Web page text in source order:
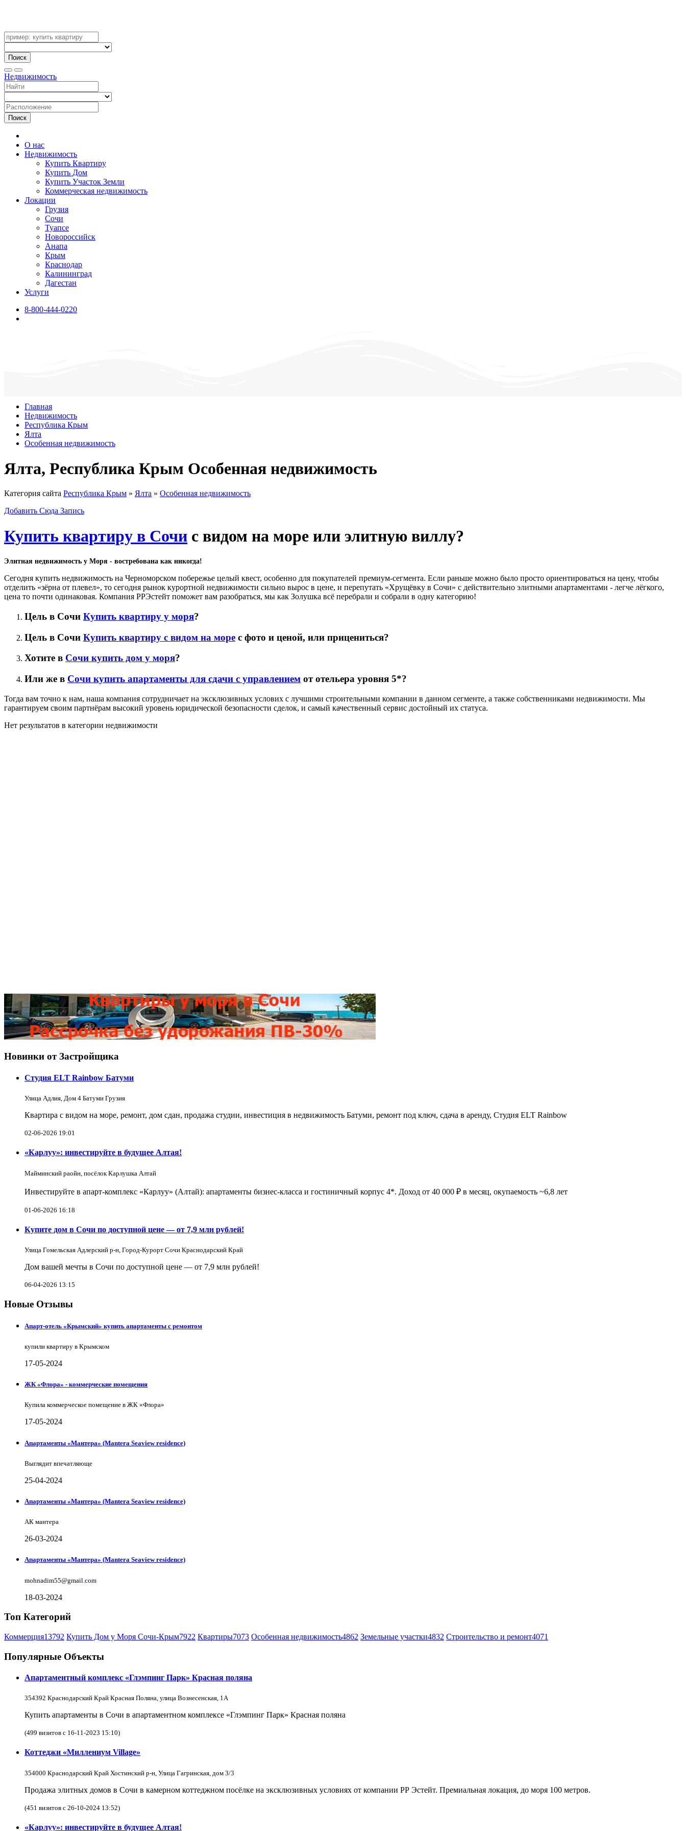
Поиск
Недвижимость
Поиск
О нас
Недвижимость
Купить Квартиру
Купить Дом
Купить Участок Земли
Коммерческая недвижимость
Локации
Грузия
Сочи
Туапсе
Новороссийск
Анапа
Крым
Краснодар
Калининград
Дагестан
Услуги
8-800-444-0220
Главная
Недвижимость
Республика Крым
Ялта
Особенная недвижимость
Ялта, Республика Крым Особенная недвижимость
Категория сайта Республика Крым » Ялта » Особенная недвижимость
Добавить Сюда Запись
Купить квартиру в Сочи с видом на море или элитную виллу?
Элитная недвижимость у Моря - востребована как никогда!
Сегодня купить недвижимость на Черноморском побережье целый квест, особенно для покупателей премиум-сегмента. Если раньше можно было просто ориентироваться на цену, чтобы
отделить «зёрна от плевел», то сегодня рынок курортной недвижимости сильно вырос в цене, и перепутать «Хрущёвку в Сочи» с действительно элитными апартаментами - легче лёгкого,
цена то почти одинаковая. Компания РРЭстейт поможет вам разобраться, мы как Золушка всё перебрали и собрали в одну категорию!
Цель в Сочи Купить квартиру у моря?
Цель в Сочи Купить квартиру с видом на море с фото и ценой, или прицениться?
Хотите в Сочи купить дом у моря?
Или же в Сочи купить апартаменты для сдачи с управлением от отельера уровня 5*?
Тогда вам точно к нам, наша компания сотрудничает на эксклюзивных услових с лучшими строительными компании в данном сегменте, а также собственниками недвижимости. Мы
гарантируем своим партнёрам высокий уровень юридической безопасности сделок, и самый качественный сервис достойный их статуса.
Нет результатов в категории недвижимости
Новинки от Застройщика
Студия ELT Rainbow Батуми
Улица Адлия, Дом 4 Батуми Грузия
Квартира с видом на море, ремонт, дом сдан, продажа студии, инвестиция в недвижимость Батуми, ремонт под ключ, сдача в аренду, Студия ELT Rainbow
02-06-2026 19:01
«Карлуу»: инвестируйте в будущее Алтая!
Майминский раойн, посёлок Карлушка Алтай
Инвестируйте в апарт-комплекс «Карлуу» (Алтай): апартаменты бизнес-класса и гостиничный корпус 4*. Доход от 40 000 ₽ в месяц, окупаемость ~6,8 лет
01-06-2026 16:18
Купите дом в Сочи по доступной цене — от 7,9 млн рублей!
Улица Гомельская Адлерский р-н, Город-Курорт Сочи Краснодарский Край
Дом вашей мечты в Сочи по доступной цене — от 7,9 млн рублей!
06-04-2026 13:15
Новые Отзывы
Апарт-отель «Крымский» купить апартаменты с ремонтом
купили квартиру в Крымском
17-05-2024
ЖК «Флора» - коммерческие помещения
Купила коммерческое помещение в ЖК «Флора»
17-05-2024
Апартаменты «Мантера» (Mantera Seaview rеsidence)
Выглядит впечатляюще
25-04-2024
Апартаменты «Мантера» (Mantera Seaview rеsidence)
АК мантера
26-03-2024
Апартаменты «Мантера» (Mantera Seaview rеsidence)
mohnadim55@gmail.com
18-03-2024
Топ Категорий
Коммерция13792 Купить Дом у Моря Сочи-Крым7922 Квартиры7073 Особенная недвижимость4862 Земельные участки4832 Строительство и ремонт4071
Популярные Объекты
Апартаментный комплекс «Глэмпинг Парк» Красная поляна
354392 Краснодарский Край Красная Поляна, улица Вознесенская, 1А
Купить апартаменты в Сочи в апартаментном комплексе «Глэмпинг Парк» Красная поляна
(499 визитов с 16-11-2023 15:10)
Коттеджи «Миллениум Village»
354000 Краснодарский Край Хостинский р-н, Улица Гагринская, дом 3/3
Продажа элитных домов в Сочи в камерном коттеджном посёлке на эксклюзивных условиях от компании РР Эстейт. Премиальная локация, до моря 100 метров.
(451 визитов с 26-10-2024 13:52)
«Карлуу»: инвестируйте в будущее Алтая!